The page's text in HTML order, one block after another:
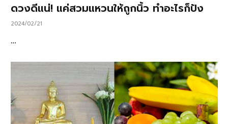
ดวงดีแน่! แค่สวมแหวนให้ถูกนิ้ว ทำอะไรก็ปัง
2024/02/21
…